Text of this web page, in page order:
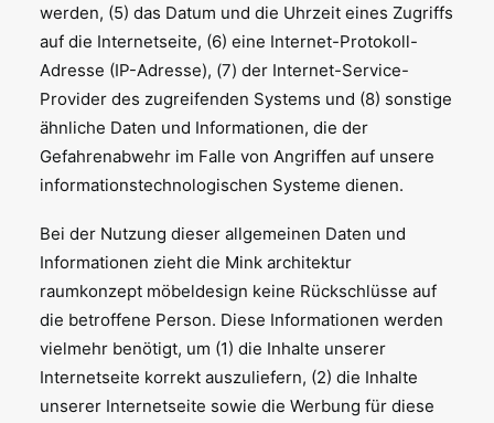
werden, (5) das Datum und die Uhrzeit eines Zugriffs
auf die Internetseite, (6) eine Internet-Protokoll-
Adresse (IP-Adresse), (7) der Internet-Service-
Provider des zugreifenden Systems und (8) sonstige
ähnliche Daten und Informationen, die der
Gefahrenabwehr im Falle von Angriffen auf unsere
informationstechnologischen Systeme dienen.
Bei der Nutzung dieser allgemeinen Daten und
Informationen zieht die Mink architektur
raumkonzept möbeldesign keine Rückschlüsse auf
die betroffene Person. Diese Informationen werden
vielmehr benötigt, um (1) die Inhalte unserer
Internetseite korrekt auszuliefern, (2) die Inhalte
unserer Internetseite sowie die Werbung für diese